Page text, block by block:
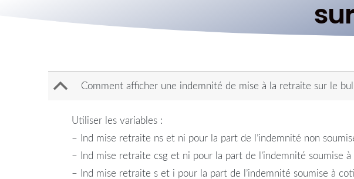
B Comment afficher une indemnité de mise à la retraite sur le
Utiliser les variables :
– Ind mise retraite ns et ni pour la part de l’indemnité non
– Ind mise retraite csg et ni pour la part de l’indemnité soumise
– Ind mise retraite s et i pour la part de l’indemnité soumise à